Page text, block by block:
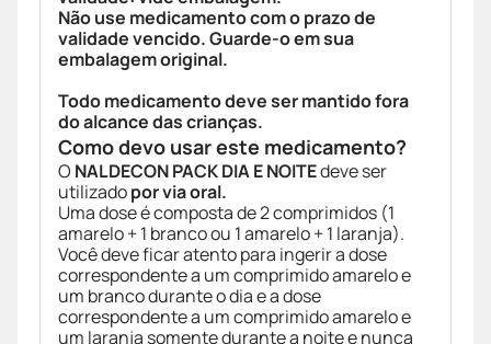
Não use medicamento com o prazo de
validade vencido. Guarde-o em sua
embalagem original.
Todo medicamento deve ser mantido fora
do alcance das crianças.
Como devo usar este medicamento?
O NALDECON PACK DIA E NOITEdeve ser
utilizadopor via oral.
Uma dose é composta de 2 comprimidos (1
amarelo + 1 branco ou 1 amarelo + 1 laranja).
Você deve ficar atento para ingerir a dose
correspondente a um comprimido amarelo e
um branco durante o dia e a dose
correspondente a um comprimido amarelo e
um laranja somente durante a noite e nunca